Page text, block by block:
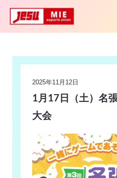
2025年11月12日
1月17日（土）名
大会
navigation